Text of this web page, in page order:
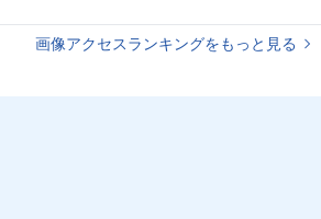
画像アクセスランキングをもっと見る